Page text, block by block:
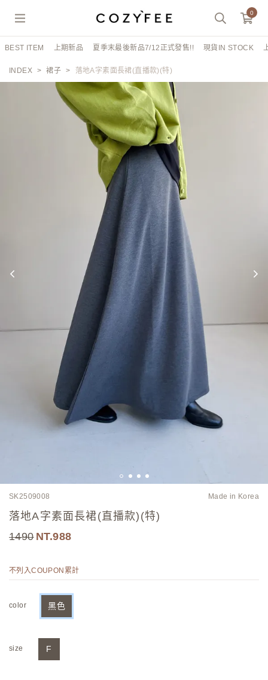
0
BEST ITEM 上期新品 夏季末最後新品7/12正式發售!! 現貨IN STOCK
INDEX 裙子 落地A字素面長裙(直播款)(特)
SK2509008 Made in Korea
落地A字素面長裙(直播款)(特)
1490
988
不列入COUPON累計
color 黑色
size F